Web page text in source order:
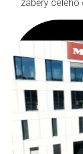
záběry celého